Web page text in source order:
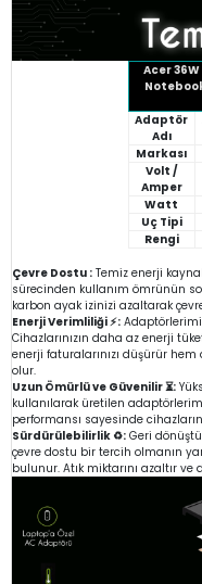
Acer 36W
Adaptör
Adı
Markası
Volt /
Amper
Watt
Uç Tipi
Rengi
Çevre Dostu : Temiz enerji
sürecinden kullanım ömrünün
karbon ayak izinizi azaltarak
Enerji Verimliliği ⚡:
Cihazlarınızın daha az enerji
enerji faturalarınızı düşürür
olur.
Uzun Ömürlü ve Güvenilir ⏳:
kullanılarak üretilen
performansı sayesinde
Sürdürülebilirlik ♻️: Geri
çevre dostu bir tercih olmanın
bulunur. Atık miktarını azaltır